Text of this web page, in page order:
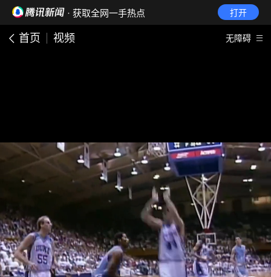
· 获取全网一手热点 打开
首页 视频 无障碍